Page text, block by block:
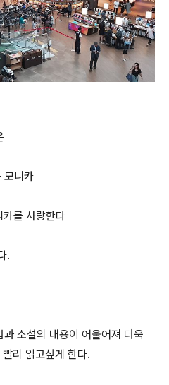
모니카
를 사랑한다
.
소설의 내용이 어울어져 더욱
리 읽고싶게 한다.